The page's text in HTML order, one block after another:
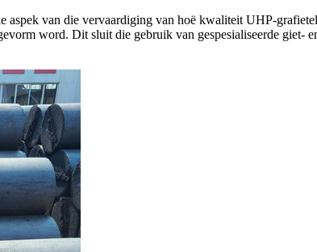
aspek van die vervaardiging van hoë kwaliteit UHP-
word. Dit sluit die gebruik van gespesialiseerde giet-